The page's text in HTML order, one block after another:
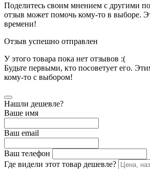
Поделитесь своим мнением с другими
отзыв может помочь кому-то в выборе.
времени!
Отзыв успешно отправлен
У этого товара пока нет отзывов :(
Будьте первыми, кто посоветует его.
кому-то с выбором!
Нашли дешевле?
Ваше имя
Ваш email
Ваш телефон
Где видели этот товар дешевле?